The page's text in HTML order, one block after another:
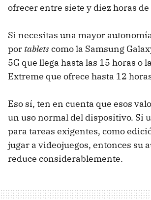
ofrecer entre siete y diez horas
Si necesitas una mayor
por tabletscomo la Samsung
5G que llega hasta las 15 horas o
Extreme que ofrece hasta 12
Eso sí, ten en cuenta que esos
un uso normal del dispositivo. Si
para tareas exigentes, como
jugar a videojuegos, entonces su
reduce considerablemente.